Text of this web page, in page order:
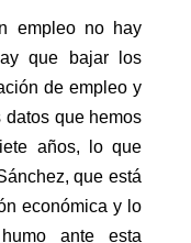
empleo no hay
que bajar los
de empleo y
datos que hemos
años, lo que
que está
económica y lo
ante esta